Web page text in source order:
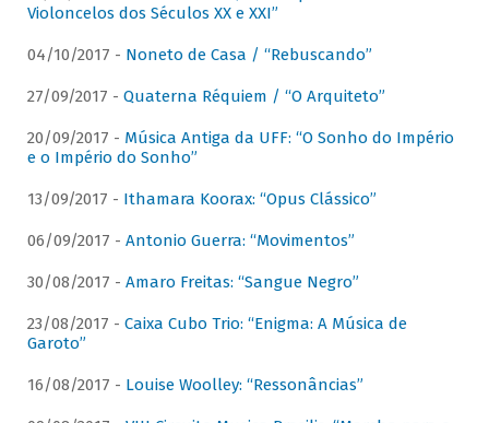
Violoncelos dos Séculos XX e XXI”
04/10/2017 - Noneto de Casa / “Rebuscando”
27/09/2017 - Quaterna Réquiem / “O Arquiteto”
20/09/2017 - Música Antiga da UFF: “O Sonho do Império
e o Império do Sonho”
13/09/2017 - Ithamara Koorax: “Opus Clássico”
06/09/2017 - Antonio Guerra: “Movimentos”
30/08/2017 - Amaro Freitas: “Sangue Negro”
23/08/2017 - Caixa Cubo Trio: “Enigma: A Música de
Garoto”
16/08/2017 - Louise Woolley: “Ressonâncias”